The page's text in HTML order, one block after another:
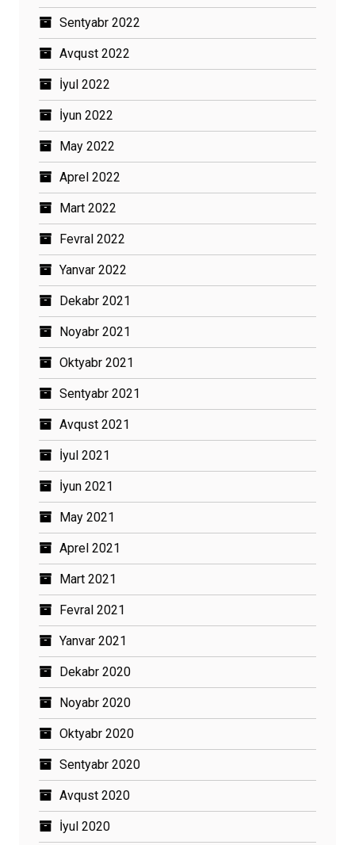
Sentyabr 2022
Avqust 2022
İyul 2022
İyun 2022
May 2022
Aprel 2022
Mart 2022
Fevral 2022
Yanvar 2022
Dekabr 2021
Noyabr 2021
Oktyabr 2021
Sentyabr 2021
Avqust 2021
İyul 2021
İyun 2021
May 2021
Aprel 2021
Mart 2021
Fevral 2021
Yanvar 2021
Dekabr 2020
Noyabr 2020
Oktyabr 2020
Sentyabr 2020
Avqust 2020
İyul 2020